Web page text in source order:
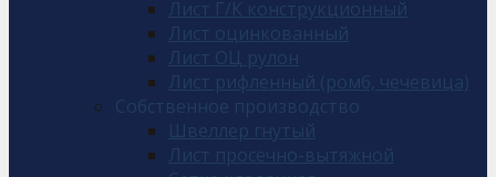
Лист Г/К конструкционный
Лист оцинкованный
Лист ОЦ рулон
Лист рифленный (ромб, чечевица)
Собственное производство
Швеллер гнутый
Лист просечно-вытяжной